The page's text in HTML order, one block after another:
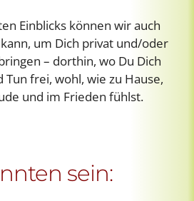
Einblicks können wir auch
um Dich privat und/oder
– dorthin, wo Du Dich
Tun frei, wohl, wie zu Hause,
und im Frieden fühlst.
sein: